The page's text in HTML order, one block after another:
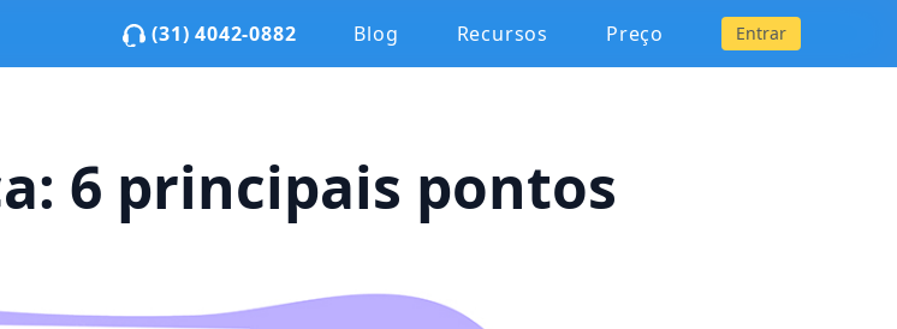
(31) 4042-0882 Blog Recursos Preço Entrar
6 principais pontos